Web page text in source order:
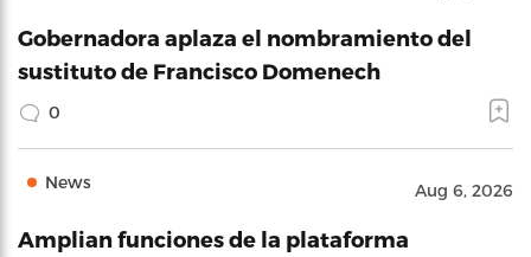
Gobernadora aplaza el nombramiento del
sustituto de Francisco Domenech
0
News Aug 6, 2026
Amplian funciones de la plataforma